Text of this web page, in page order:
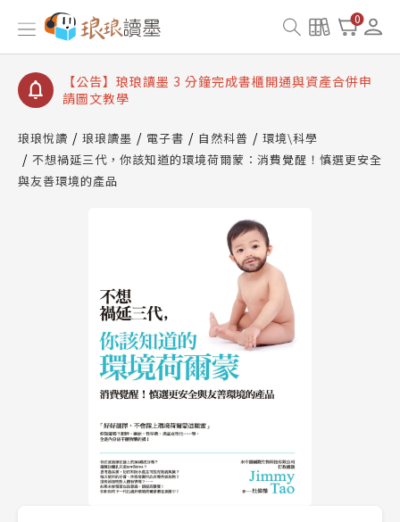
0
【公告】琅琅讀墨數位閱讀資產合併與書櫃開通申請
【公告】琅琅讀墨書櫃開通常見問題
【公告】琅琅讀墨 3 分鐘完成書櫃開通與資產合併申
請圖文教學
查詢
【公告】琅琅讀墨數位閱讀資產合併與書櫃開通申請
琅琅悅讀 琅琅讀墨 電子書 自然科普
環境\科學
不想禍延三代，你該知道的環境荷爾蒙：消費覺醒！慎選更安全
與友善環境的產品